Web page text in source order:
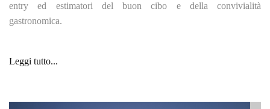
entry ed estimatori del buon cibo e della convivialità
gastronomica.
Leggi tutto...